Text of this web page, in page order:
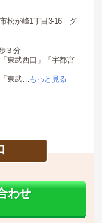
松が峰1丁目3-16 グ
３分
東武西口」「宇都宮
東武…もっと見る
わせ